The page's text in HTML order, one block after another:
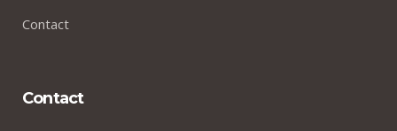
Contact
Contact